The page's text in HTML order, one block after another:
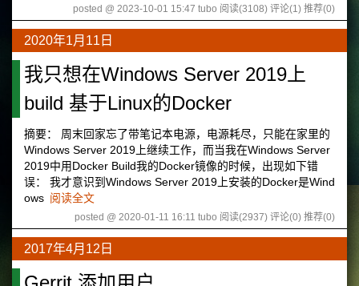
posted @ 2023-10-01 15:47 tubo 阅读(3108) 评论(1) 推荐(0)
2020年1月11日
我只想在Windows Server 2019上
build 基于Linux的Docker
摘要： 周末回家忘了带笔记本电源，电源耗尽，只能在家里的
Windows Server 2019上继续工作，而当我在Windows Server
2019中用Docker Build我的Docker镜像的时候，出现如下错
误： 我才意识到Windows Server 2019上安装的Docker是Wind
ows 阅读全文
posted @ 2020-01-11 16:11 tubo 阅读(2937) 评论(0) 推荐(0)
2017年4月12日